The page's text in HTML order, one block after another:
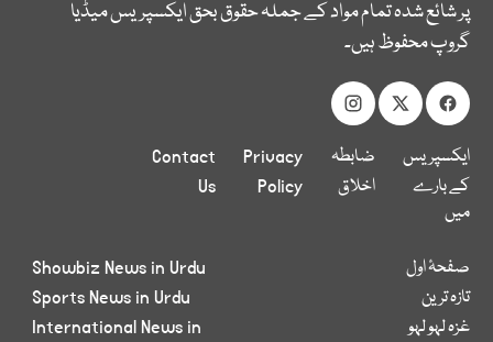
پر شائع شدہ تمام مواد کے جملہ حقوق بحق ایکسپریس میڈیا
گروپ محفوظ ہیں۔
ایکسپریس
کے بارے
میں
ضابطہ
اخلاق
Privacy
Policy
Contact
Us
صفحۂ اول
تازہ ترین
غزہ لہو لہو
Showbiz News in Urdu
Sports News in Urdu
International News in